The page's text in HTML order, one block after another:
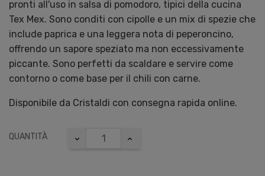
pronti all'uso in salsa di pomodoro, tipici della cucina
Tex Mex. Sono conditi con cipolle e un mix di spezie che
include paprica e una leggera nota di peperoncino,
offrendo un sapore speziato ma non eccessivamente
piccante. Sono perfetti da scaldare e servire come
contorno o come base per il chili con carne.
Disponibile da Cristaldi con consegna rapida online.
QUANTITÀ